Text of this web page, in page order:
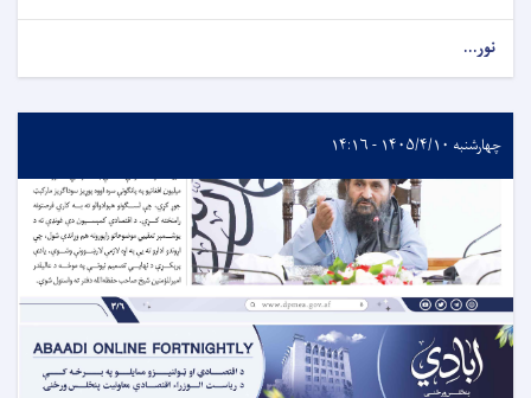
نور...
چهارشنبه ۱۴۰۵/۴/۱۰ - ۱۴:۱۶